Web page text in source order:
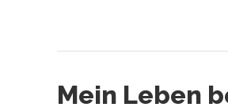
Mein Leben